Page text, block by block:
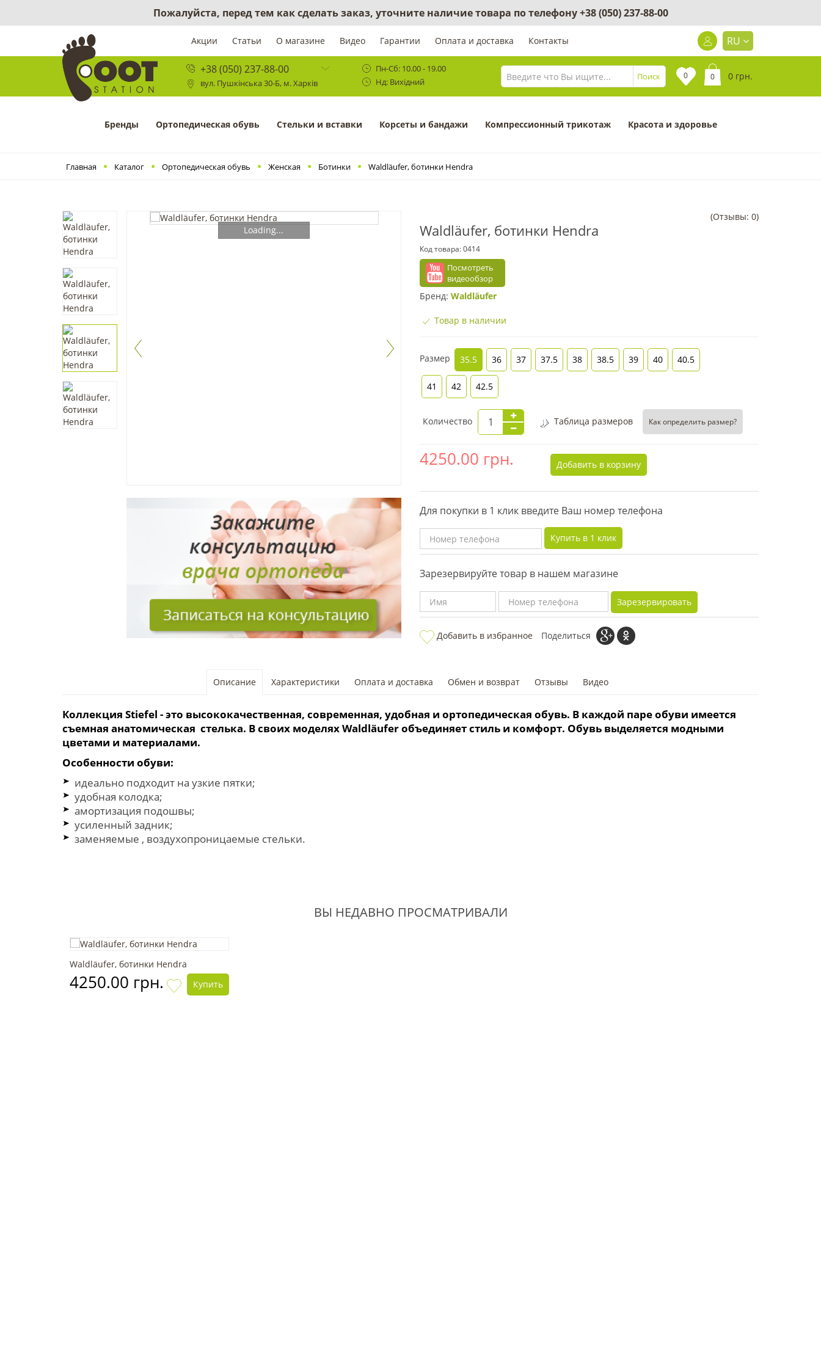
Пожалуйста, перед тем как сделать заказ, уточните наличие товара по телефону+38 (050) 237-88-00
Акции Статьи О магазине Видео Гарантии Оплата и доставка Контакты RU
+38 (050) 237-88-00
вул. Пушкінська 30-Б, м. Харків
Пн-Сб: 10.00 - 19.00
Нд: Вихідний
Поиск 0 0 0 грн.
Бренды Ортопедическая обувь Cтельки и вставки Корсеты и бандажи Компрессионный трикотаж Красота и здоровье
Главная Каталог Ортопедическая обувь Женская Ботинки Waldläufer, ботинки Hendra
Loading... Waldläufer, ботинки Hendra
Код товара:0414
Посмотреть
видеообзор
(Отзывы: 0)
Бренд: Waldläufer
Товар в наличии
Размер 35.5 36 37 37.5 38 38.5 39 40 40.5
41 42 42.5
Количество Таблица размеров Как определить размер?
4250.00 грн. Добавить в корзину
Для покупки в 1 клик введите Ваш номер телефона
Купить в 1 клик
Зарезервируйте товар в нашем магазине
Зарезервировать
Добавить в избранное Поделиться
Описание Характеристики Оплата и доставка Обмен и возврат Отзывы Видео
Коллекция Stiefel - это высококачественная, современная, удобная и ортопедическая обувь. В каждой паре обуви имеется
съемная анатомическая стелька. В своих моделях Waldläufer объединяет стиль и комфорт. Обувь выделяется модными
цветами и материалами.
Особенности обуви:
идеально подходит на узкие пятки;
удобная колодка;
амортизация подошвы;
усиленный задник;
заменяемые , воздухопроницаемые стельки.
ВЫ НЕДАВНО ПРОСМАТРИВАЛИ
Waldläufer, ботинки Hendra
4250.00 грн. Купить